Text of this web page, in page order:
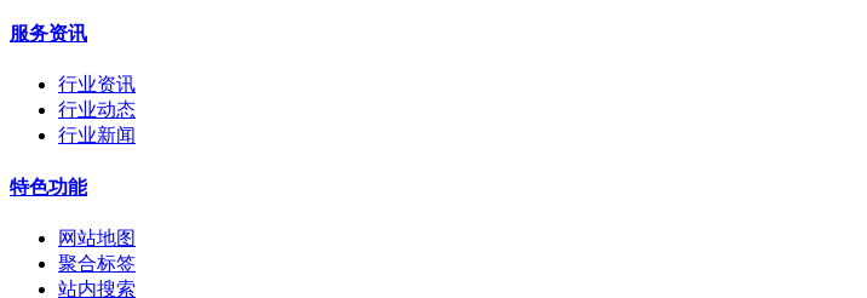
服务资讯
行业资讯
行业动态
行业新闻
特色功能
网站地图
聚合标签
站内搜索